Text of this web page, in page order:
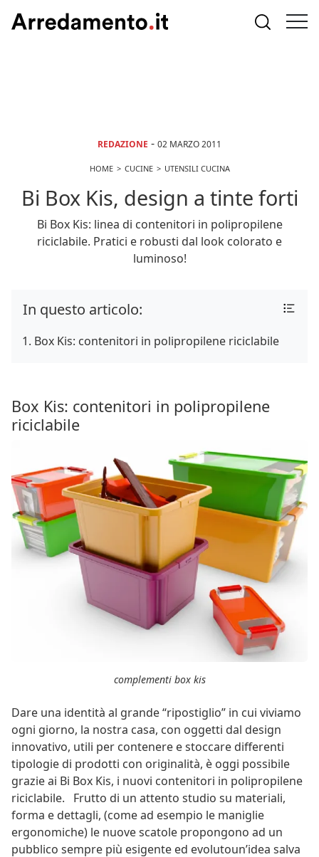
REDAZIONE - 02 MARZO 2011
HOME CUCINE UTENSILI CUCINA
Bi Box Kis, design a tinte forti
Bi Box Kis: linea di contenitori in polipropilene
riciclabile. Pratici e robusti dal look colorato e
luminoso!
In questo articolo:
Box Kis: contenitori in polipropilene riciclabile
Box Kis: contenitori in polipropilene
riciclabile
complementi box kis
Dare una identità al grande “ripostiglio” in cui viviamo
ogni giorno, la nostra casa, con oggetti dal design
innovativo, utili per contenere e stoccare differenti
tipologie di prodotti con originalità, è oggi possibile
grazie ai Bi Box Kis, i nuovi contenitori in polipropilene
riciclabile. Frutto di un attento studio su materiali,
forma e dettagli, (come ad esempio le maniglie
ergonomiche) le nuove scatole propongono ad un
pubblico sempre più esigente ed evolutoun’idea salva